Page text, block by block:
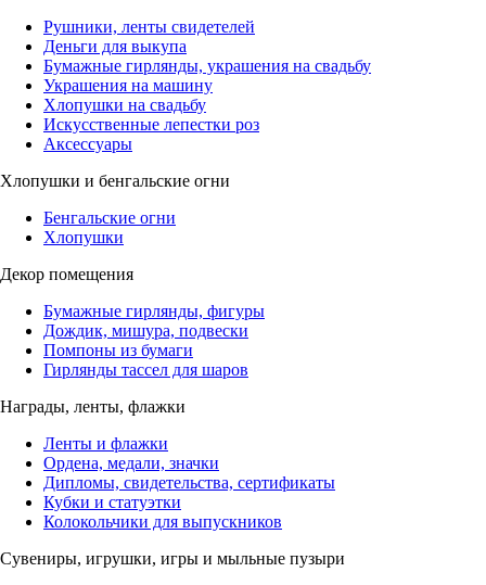
Рушники, ленты свидетелей
Деньги для выкупа
Бумажные гирлянды, украшения на свадьбу
Украшения на машину
Хлопушки на свадьбу
Искусственные лепестки роз
Аксессуары
Хлопушки и бенгальские огни
Бенгальские огни
Хлопушки
Декор помещения
Бумажные гирлянды, фигуры
Дождик, мишура, подвески
Помпоны из бумаги
Гирлянды тассел для шаров
Награды, ленты, флажки
Ленты и флажки
Ордена, медали, значки
Дипломы, свидетельства, сертификаты
Кубки и статуэтки
Колокольчики для выпускников
Сувениры, игрушки, игры и мыльные пузыри